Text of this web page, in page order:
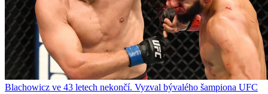
Blachowicz ve 43 letech nekončí. Vyzval bývalého šampiona UFC